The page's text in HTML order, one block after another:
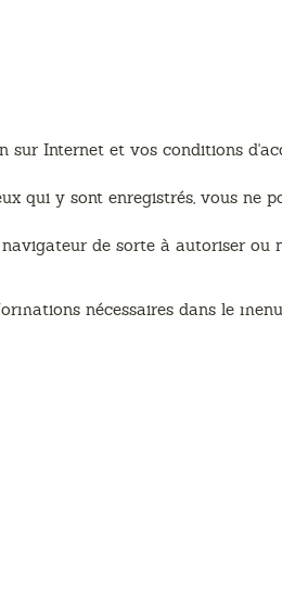
Internet et vos conditions
qui y sont enregistrés, vous ne
de sorte à autoriser ou
nécessaires dans le